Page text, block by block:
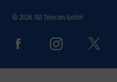
© 2026 1&1 Telecom GmbH